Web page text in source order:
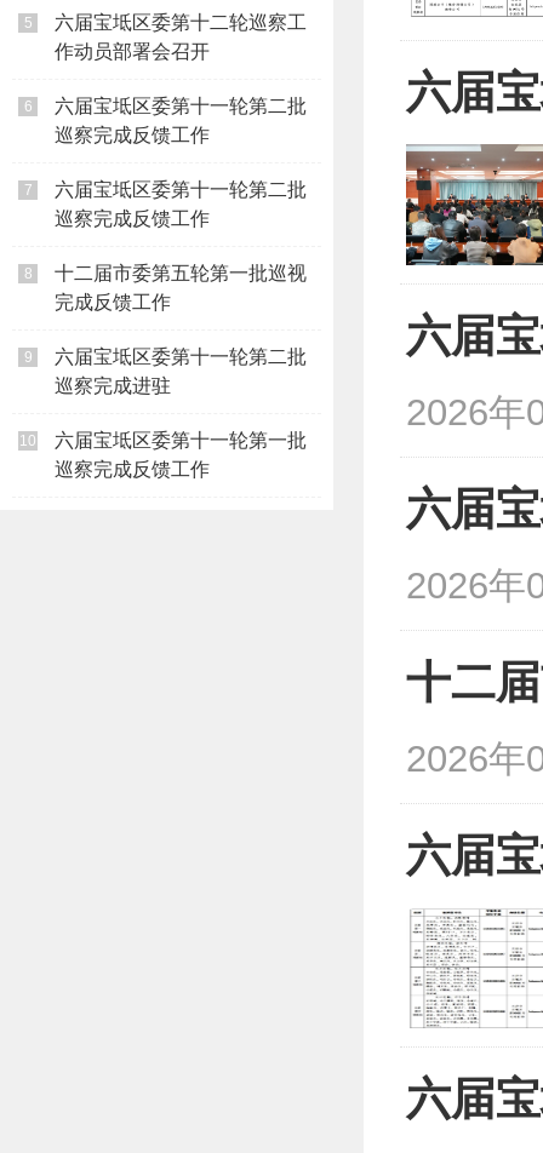
5
六届宝坻区委第十二轮巡察工
作动员部署会召开
6
六届宝坻区委第十一轮第二批
巡察完成反馈工作
7
六届宝坻区委第十一轮第二批
巡察完成反馈工作
8
十二届市委第五轮第一批巡视
完成反馈工作
9
六届宝坻区委第十一轮第二批
巡察完成进驻
10
六届宝坻区委第十一轮第一批
巡察完成反馈工作
六届
六届
2026
六届
2026
十二
2026
六届
六届